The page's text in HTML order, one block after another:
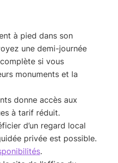
à pied dans son
une demi-journée
si vous
monuments et la
donne accès aux
à tarif réduit.
d’un regard local
privée est possible.
.